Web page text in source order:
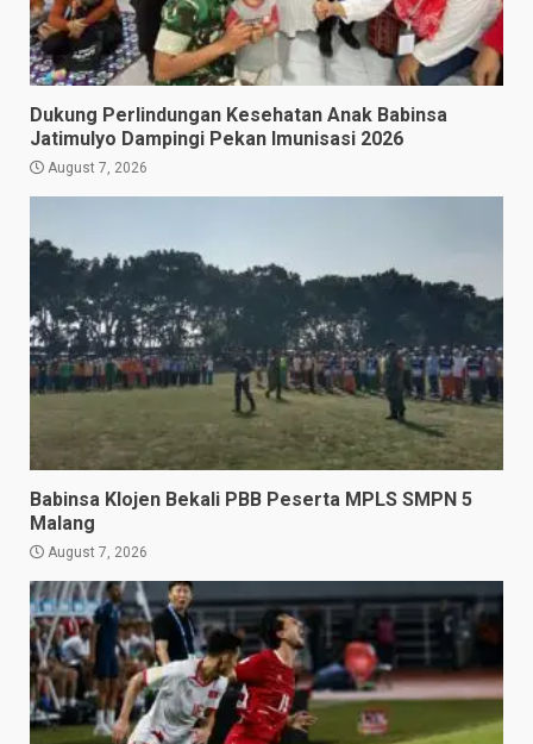
Dukung Perlindungan Kesehatan Anak Babinsa
Jatimulyo Dampingi Pekan Imunisasi 2026
August 7, 2026
Babinsa Klojen Bekali PBB Peserta MPLS SMPN 5
Malang
August 7, 2026